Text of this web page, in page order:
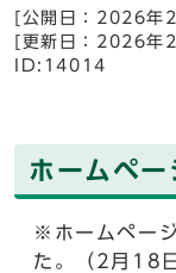
[公開日：2026年
[更新日：2026年
ID:14014
ホームペー
※ホームペー
た。（2月18